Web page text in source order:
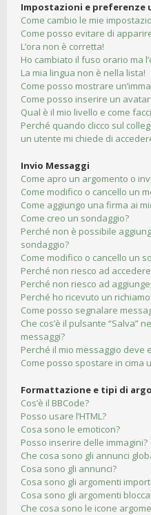
Impostazioni e preferenze
Come cambio le mie
Come posso evitare di
L’ora non è corretta!
Ho cambiato il fuso orario ma
La mia lingua non è nella lista!
Come posso mostrare
Come posso inserire un
Qual è il mio livello e come
Perché quando clicco sul
un utente mi chiede di
Invio Messaggi
Come apro un argomento o
Come modifico o cancello un
Come aggiungo una firma ai
Come creo un sondaggio?
Perché non è possibile
sondaggio?
Come modifico o cancello un
Perché non riesco ad
Perché non riesco ad
Perché ho ricevuto un
Come posso segnalare
Che cos’è il pulsante “Salva”
messaggi?
Perché il mio messaggio deve
Come posso spostare in cima
Formattazione e tipi di
Cos’è il BBCode?
Posso usare l’HTML?
Cosa sono le emoticon?
Posso inserire delle immagini?
Che cosa sono gli annunci
Cosa sono gli annunci?
Cosa sono gli argomenti
Cosa sono gli argomenti
Che cosa sono le icone